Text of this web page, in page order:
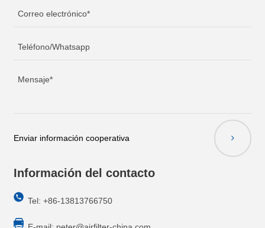
Enviar información cooperativa
Información del contacto
Tel: +86-13813766750